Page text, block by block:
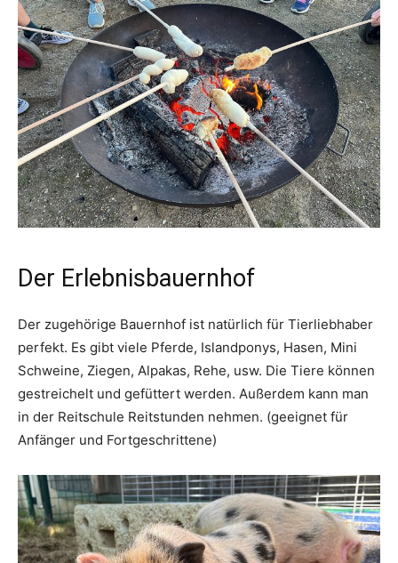
Der Erlebnisbauernhof
Der zugehörige Bauernhof ist natürlich für Tierliebhaber
perfekt. Es gibt viele Pferde, Islandponys, Hasen, Mini
Schweine, Ziegen, Alpakas, Rehe, usw. Die Tiere können
gestreichelt und gefüttert werden. Außerdem kann man
in der Reitschule Reitstunden nehmen. (geeignet für
Anfänger und Fortgeschrittene)